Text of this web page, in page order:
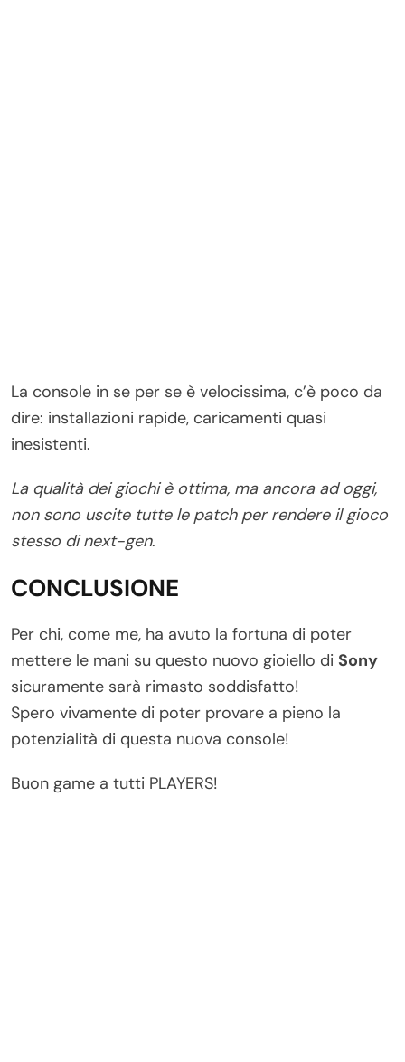
La console in se per se è velocissima, c’è poco da
dire: installazioni rapide, caricamenti quasi
inesistenti.
La qualità dei giochi è ottima, ma ancora ad oggi,
non sono uscite tutte le patch per rendere il gioco
stesso di next-gen.
CONCLUSIONE
Per chi, come me, ha avuto la fortuna di poter
mettere le mani su questo nuovo gioiello di Sony
sicuramente sarà rimasto soddisfatto!
Spero vivamente di poter provare a pieno la
potenzialità di questa nuova console!
Buon game a tutti PLAYERS!